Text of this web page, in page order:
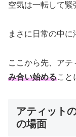
空気は一転して緊
まさに日常の中
ここから先、アテ
み合い始めること
アティット
の場面